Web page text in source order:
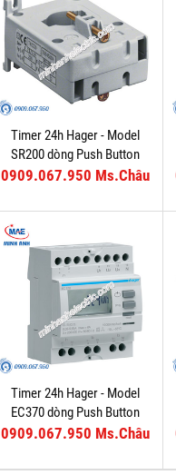
Timer 24h Hager - Model
SR200 dòng Push Button
0909.067.950 Ms.Châu
Timer 24h Hager - Model
EC370 dòng Push Button
0909.067.950 Ms.Châu